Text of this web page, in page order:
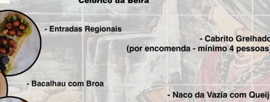
e Habitação.
o que foi pago das candidaturas aprovadas na área da
Outubro de
o que falta pagar. Onde estão os milhões do Feder?
de empresas com perdas, que foram chumbadas; Estão
sem casa, que em Outubro de 2017 perderam tudo e a CCDRC
enquanto outros têm habitações onde anteriormente
desculpa é a legalização, então como foram outras